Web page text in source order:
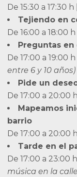
De 15:30 a 17:30
Tejiendo en
De 16:00 a 18:00
Preguntas
De 17:00 a 19:00
entre 6 y 10 años)
Pide un
De 17:00 a 20:00
Mapeamos
barrio
De 17:00 a 20:00
Tarde en el
De 17:00 a 23:00
música en la